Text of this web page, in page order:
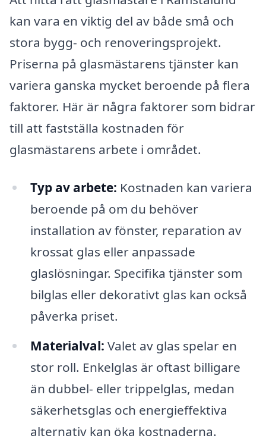
kan vara en viktig del av både små och
stora bygg- och renoveringsprojekt.
Priserna på glasmästarens tjänster kan
variera ganska mycket beroende på flera
faktorer. Här är några faktorer som bidrar
till att fastställa kostnaden för
glasmästarens arbete i området.
Typ av arbete: Kostnaden kan variera
beroende på om du behöver
installation av fönster, reparation av
krossat glas eller anpassade
glaslösningar. Specifika tjänster som
bilglas eller dekorativt glas kan också
påverka priset.
Materialval: Valet av glas spelar en
stor roll. Enkelglas är oftast billigare
än dubbel- eller trippelglas, medan
säkerhetsglas och energieffektiva
alternativ kan öka kostnaderna.